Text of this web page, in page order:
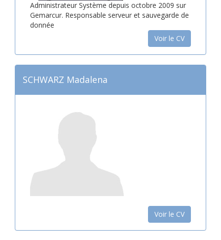
Administrateur Système depuis octobre 2009 sur
Gemarcur. Responsable serveur et sauvegarde de
donnée
Voir le CV
SCHWARZ Madalena
Voir le CV